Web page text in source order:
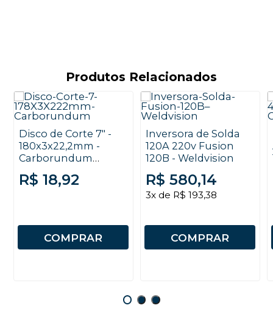
Produtos Relacionados
Disco de Corte 7" -
180x3x22,2mm -
Carborundum
Premier
R$ 18,92
COMPRAR
Inversora de Solda
120A 220v Fusion
120B - Weldvision
R$ 580,14
3x de R$ 193,38
COMPRAR